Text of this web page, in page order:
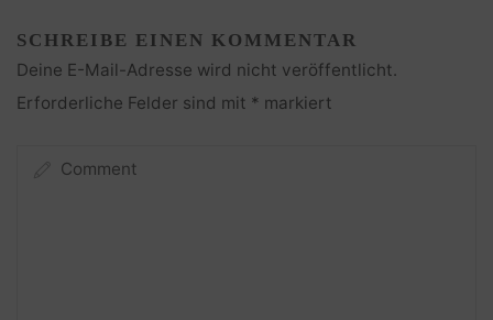
SCHREIBE EINEN KOMMENTAR
Deine E-Mail-Adresse wird nicht veröffentlicht.
Erforderliche Felder sind mit * markiert